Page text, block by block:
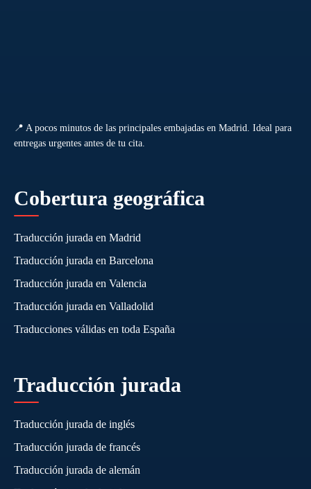
📍 A pocos minutos de las principales embajadas en Madrid. Ideal para
entregas urgentes antes de tu cita.
Cobertura geográfica
Traducción jurada en Madrid
Traducción jurada en Barcelona
Traducción jurada en Valencia
Traducción jurada en Valladolid
Traducciones válidas en toda España
Traducción jurada
Traducción jurada de inglés
Traducción jurada de francés
Traducción jurada de alemán